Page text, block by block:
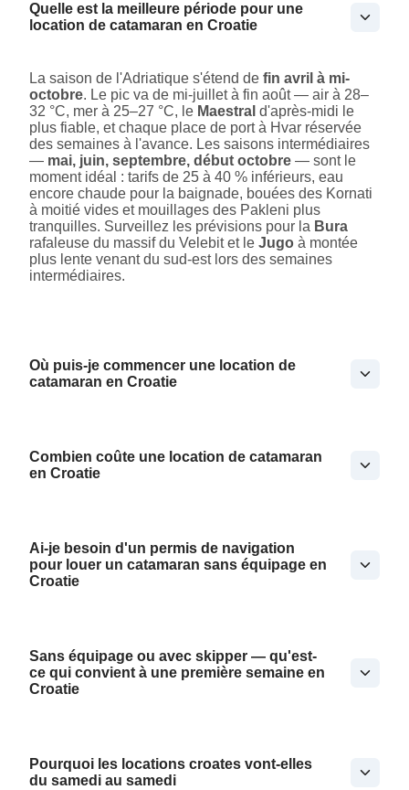
Quelle est la meilleure période pour une
location de catamaran en Croatie
La saison de l'Adriatique s'étend de fin avril à mi-
octobre. Le pic va de mi-juillet à fin août — air à 28–
32 °C, mer à 25–27 °C, le Maestral d'après-midi le
plus fiable, et chaque place de port à Hvar réservée
des semaines à l'avance. Les saisons intermédiaires
— mai, juin, septembre, début octobre — sont le
moment idéal : tarifs de 25 à 40 % inférieurs, eau
encore chaude pour la baignade, bouées des Kornati
à moitié vides et mouillages des Pakleni plus
tranquilles. Surveillez les prévisions pour la Bura
rafaleuse du massif du Velebit et le Jugo à montée
plus lente venant du sud-est lors des semaines
intermédiaires.
Où puis-je commencer une location de
catamaran en Croatie
Combien coûte une location de catamaran
en Croatie
Ai-je besoin d'un permis de navigation
pour louer un catamaran sans équipage en
Croatie
Sans équipage ou avec skipper — qu'est-
ce qui convient à une première semaine en
Croatie
Pourquoi les locations croates vont-elles
du samedi au samedi